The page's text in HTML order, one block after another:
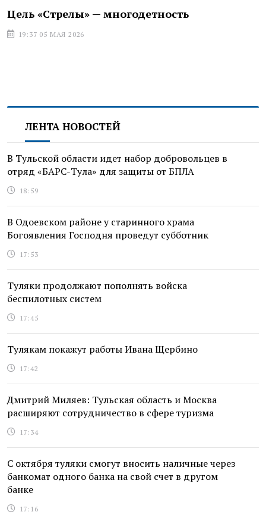
Цель «Стрелы» — многодетность
19:37 05 МАЯ 2026
ЛЕНТА НОВОСТЕЙ
В Тульской области идет набор добровольцев в
отряд «БАРС-Тула» для защиты от БПЛА
18:59
В Одоевском районе у старинного храма
Богоявления Господня проведут субботник
17:53
Туляки продолжают пополнять войска
беспилотных систем
17:45
Тулякам покажут работы Ивана Щербино
17:42
Дмитрий Миляев: Тульская область и Москва
расширяют сотрудничество в сфере туризма
17:34
С октября туляки смогут вносить наличные через
банкомат одного банка на свой счет в другом
банке
17:16